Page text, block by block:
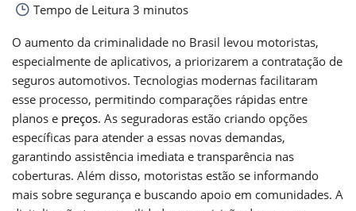
Tempo de Leitura 3 minutos
O aumento da criminalidade no Brasil levou motoristas,
especialmente de aplicativos, a priorizarem a contratação de
seguros automotivos. Tecnologias modernas facilitaram
esse processo, permitindo comparações rápidas entre
planos e preços. As seguradoras estão criando opções
específicas para atender a essas novas demandas,
garantindo assistência imediata e transparência nas
coberturas. Além disso, motoristas estão se informando
mais sobre segurança e buscando apoio em comunidades. A